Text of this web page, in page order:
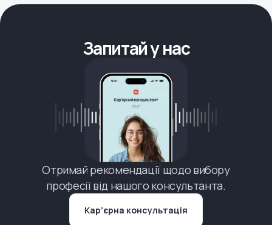
Запитай у нас
Отримай рекомендації щодо вибору
професії від нашого консультанта.
Кар’єрна консультація